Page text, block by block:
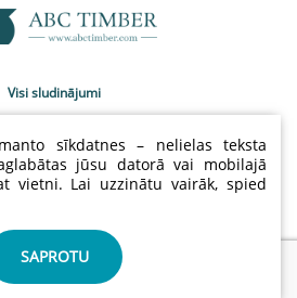
Visi sludinājumi
Kontakti
cenas
un privātuma politika
sīkdatnes – nelielas teksta
jūsu datorā vai mobilajā
vietni. Lai uzzinātu vairāk, spied
SAPROTU